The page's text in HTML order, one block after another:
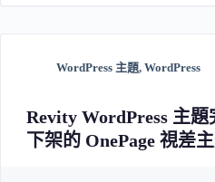
WordPress 主題, WordPress
Revity WordPress 主
下架的 OnePage 視差